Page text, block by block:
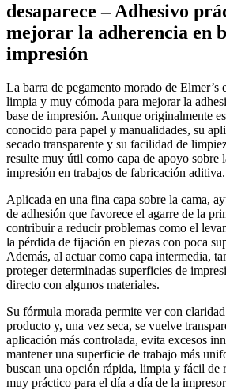
desaparece – Adhesivo
mejorar la adherencia en
impresión
La barra de pegamento morado de Elmer’s
limpia y muy cómoda para mejorar la
base de impresión. Aunque originalmente
conocido para papel y manualidades, su
secado transparente y su facilidad de
resulte muy útil como capa de apoyo sobre
impresión en trabajos de fabricación aditiva.
Aplicada en una fina capa sobre la cama,
de adhesión que favorece el agarre de la
contribuir a reducir problemas como el
la pérdida de fijación en piezas con poca
Además, al actuar como capa intermedia,
proteger determinadas superficies de
directo con algunos materiales.
Su fórmula morada permite ver con
producto y, una vez seca, se vuelve
aplicación más controlada, evita excesos
mantener una superficie de trabajo más
buscan una opción rápida, limpia y fácil de
muy práctico para el día a día de la